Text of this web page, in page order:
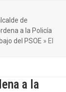
de
a la Policía
del PSOE » El
a la